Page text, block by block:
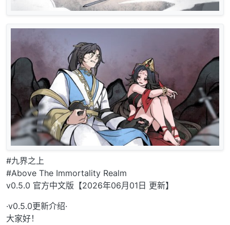
#九界之上
#Above The Immortality Realm
v0.5.0 官方中文版【2026年06月01日 更新】
·v0.5.0更新介绍·
大家好！